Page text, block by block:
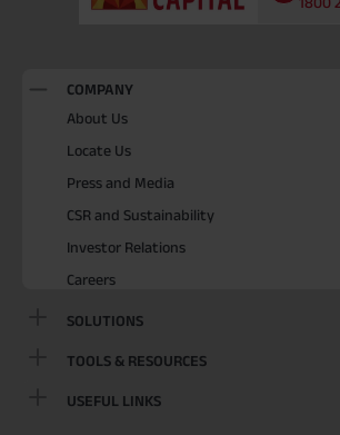
COMPANY
About Us
Locate Us
Press and Media
CSR and Sustainability
Investor Relations
Careers
SOLUTIONS
TOOLS & RESOURCES
USEFUL LINKS